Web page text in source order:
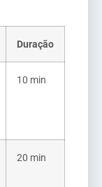
Duração
10 min
20 min